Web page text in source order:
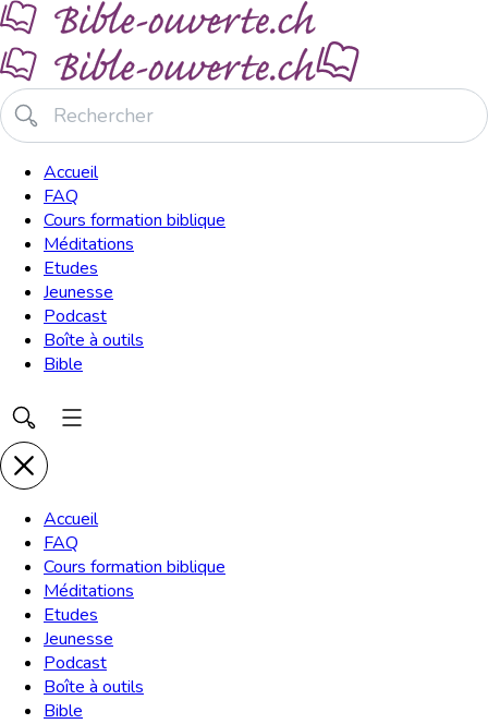
Accueil
FAQ
Cours formation biblique
Méditations
Etudes
Jeunesse
Podcast
Boîte à outils
Bible
Accueil
FAQ
Cours formation biblique
Méditations
Etudes
Jeunesse
Podcast
Boîte à outils
Bible